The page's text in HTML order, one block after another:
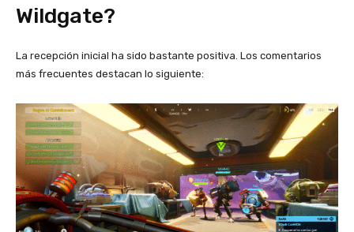
Wildgate?
La recepción inicial ha sido bastante positiva. Los comentarios
más frecuentes destacan lo siguiente: